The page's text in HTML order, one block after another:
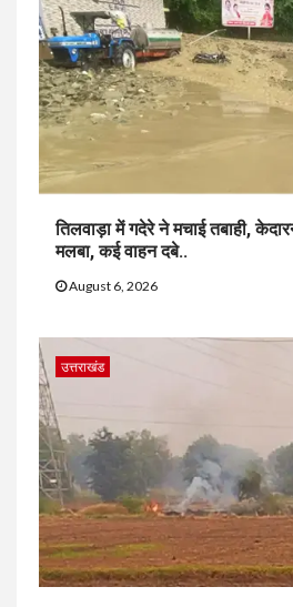
तिलवाड़ा में गदेरे ने मचाई तबाही,
मलबा, कई वाहन दबे..
August 6, 2026
उत्तराखंड